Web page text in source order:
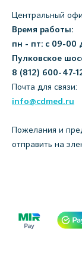
Центральный
Время работы:
пн - пт: с 09-00
Пулковское
8 (812) 600-47-
Почта для связи:
info@cdmed.ru
Пожелания и
отправить на